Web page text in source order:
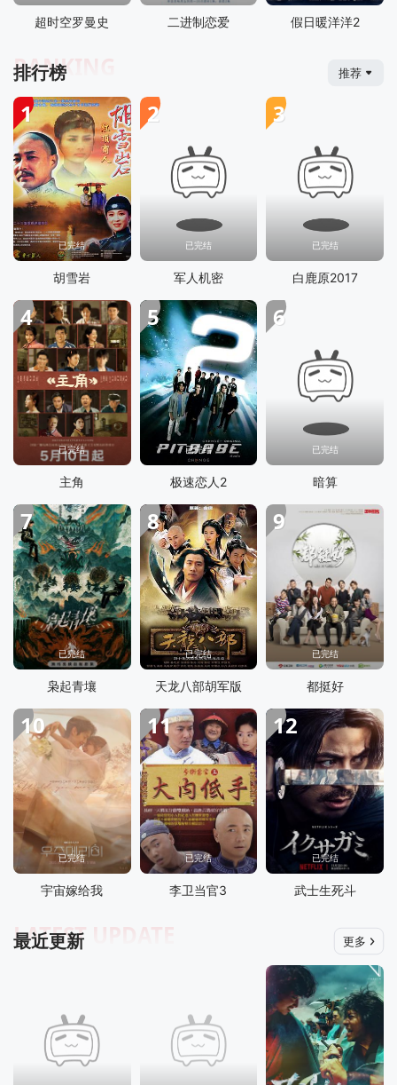
超时空罗曼史 二进制恋爱 假日暖洋洋2
排行榜
RANKING 推荐
1
已完结
胡雪岩
2
已完结
军人机密
3
已完结
白鹿原2017
4
已完结
主角
5
已完结
极速恋人2
6
已完结
暗算
7
已完结
枭起青壤
8
已完结
天龙八部胡军版
9
已完结
都挺好
10
已完结
宇宙嫁给我
11
已完结
李卫当官3
12
已完结
武士生死斗
最近更新
LATEST UPDATE 更多